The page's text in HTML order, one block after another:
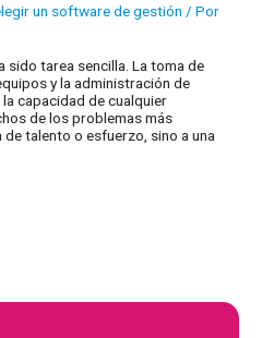
un software de gestión / Por
sido tarea sencilla. La toma de
y la administración de
capacidad de cualquier
de los problemas más
talento o esfuerzo, sino a una